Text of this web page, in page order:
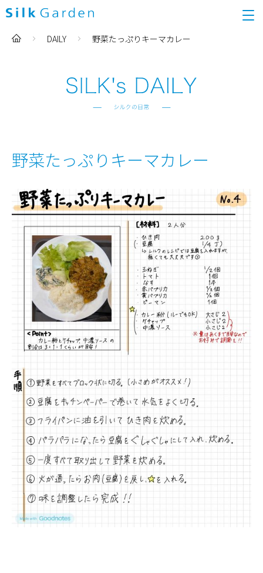
DAILY 野菜たっぷりキーマカレー
野菜たっぷりキーマカレー